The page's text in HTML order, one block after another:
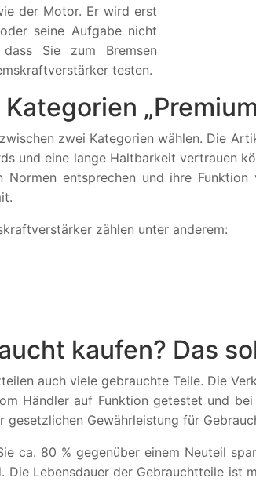
der Motor. Er wird erst
seine Aufgabe nicht
Sie zum Bremsen
testen.
zwei Kategorien wählen. Die
und eine lange Haltbarkeit vertrauen
entsprechen und ihre
zählen unter anderem:
kaufen? Das
auch viele gebrauchte Teile. Die
Händler auf Funktion getestet und
Gewährleistung für
ca. 80 % gegenüber einem Neuteil
Lebensdauer der Gebrauchtteile ist